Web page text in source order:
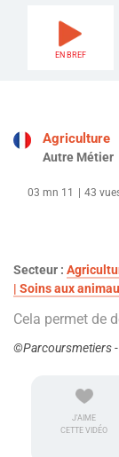
EN BREF
Agriculture
Autre Métier
03 mn 11 43
Secteur :
| Soins aux
Cela permet de
©Parcoursmetiers
J'AIME
CETTE VIDÉO